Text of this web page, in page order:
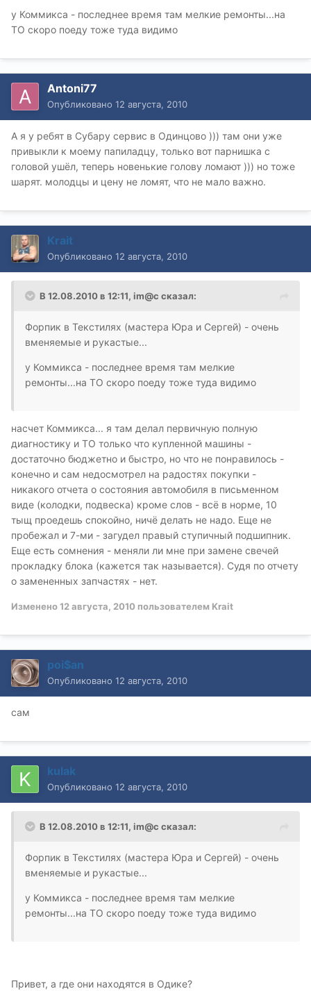
у Коммикса - последнее время там мелкие ремонты...на
ТО скоро поеду тоже туда видимо
Antoni77
Опубликовано 12 августа, 2010
А я у ребят в Субару сервис в Одинцово ))) там они уже
привыкли к моему папиладцу, только вот парнишка с
головой ушёл, теперь новенькие голову ломают ))) но тоже
шарят. молодцы и цену не ломят, что не мало важно.
Krait
Опубликовано 12 августа, 2010
В 12.08.2010 в 12:11, im@c сказал:
Форпик в Текстилях (мастера Юра и Сергей) - очень
вменяемые и рукастые...
у Коммикса - последнее время там мелкие
ремонты...на ТО скоро поеду тоже туда видимо
насчет Коммикса... я там делал первичную полную
диагностику и ТО только что купленной машины -
достаточно бюджетно и быстро, но что не понравилось -
конечно и сам недосмотрел на радостях покупки -
никакого отчета о состояния автомобиля в письменном
виде (колодки, подвеска) кроме слов - всё в норме, 10
тыщ проедешь спокойно, ничё делать не надо. Еще не
пробежал и 7-ми - загудел правый ступичный подшипник.
Еще есть сомнения - меняли ли мне при замене свечей
прокладку блока (кажется так называется). Судя по отчету
о замененных запчастях - нет.
Изменено12 августа, 2010 пользователем Krait
poi$an
Опубликовано 12 августа, 2010
сам
kulak
Опубликовано 12 августа, 2010
В 12.08.2010 в 12:11, im@c сказал:
Форпик в Текстилях (мастера Юра и Сергей) - очень
вменяемые и рукастые...
у Коммикса - последнее время там мелкие
ремонты...на ТО скоро поеду тоже туда видимо
Привет, а где они находятся в Одике?